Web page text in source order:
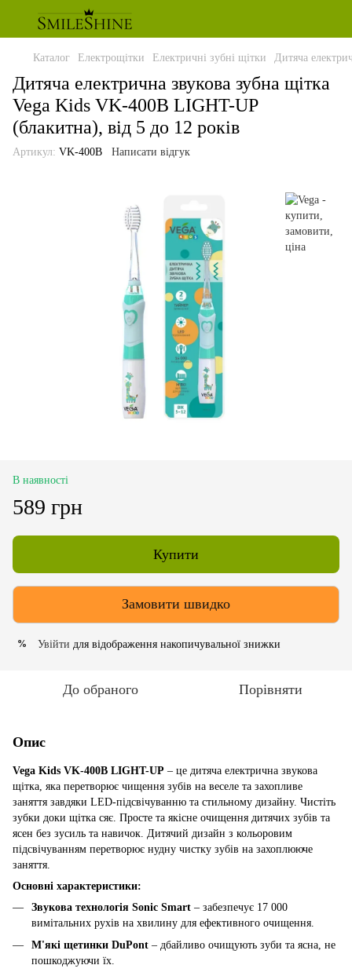
Каталог Електрощітки Електричні зубні щітки Дитяча
Дитяча електрична звукова зубна щітка
Vega Kids VK-400B LIGHT-UP
(блакитна), від 5 до 12 років
Артикул: VK-400B Написати відгук
В наявності
589 грн
Купити
Замовити швидко
% Увійти для відображення накопичувальної знижки
До обраного Порівняти
Опис
Vega Kids VK-400B LIGHT-UP – це дитяча електрична звукова
щітка, яка перетворює чищення зубів на веселе та захопливе
заняття завдяки LED-підсвічуванню та стильному дизайну. Чистіть
зубки доки щітка сяє. Просте та якісне очищення дитячих зубів та
ясен без зусиль та навичок. Дитячий дизайн з кольоровим
підсвічуванням перетворює нудну чистку зубів на захоплююче
заняття.
Основні характеристики:
Звукова технологія Sonic Smart – забезпечує 17 000
вимітальних рухів на хвилину для ефективного очищення.
М'які щетинки DuPont – дбайливо очищують зуби та ясна, не
пошкоджуючи їх.